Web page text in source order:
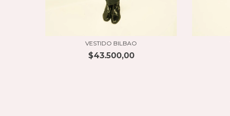
VESTIDO BILBAO
$43.500,00